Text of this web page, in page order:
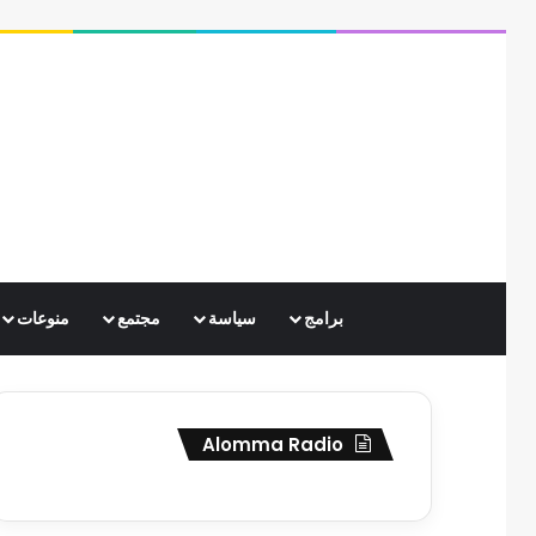
برامج سياسة مجتمع منوعات
Alomma Radio